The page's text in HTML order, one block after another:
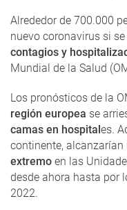
Alrededor de 700.000
nuevo coronavirus si
contagios y
Mundial de la Salud
Los pronósticos de la
región europea se
camas en hospitales.
continente, alcanzarían
extremo en las
desde ahora hasta por
2022.